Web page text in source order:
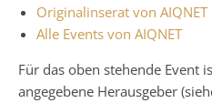
Originalinserat von AIQNET
Alle Events von AIQNET
Für das oben stehende Event
angegebene Herausgeber